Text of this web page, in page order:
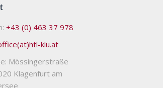
+43 (0) 463 37 978
klu.at
Mössingerstraße
Klagenfurt am